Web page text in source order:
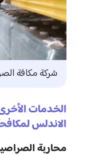
شركة مكافة
الخدمات
الاندلس
محاربة